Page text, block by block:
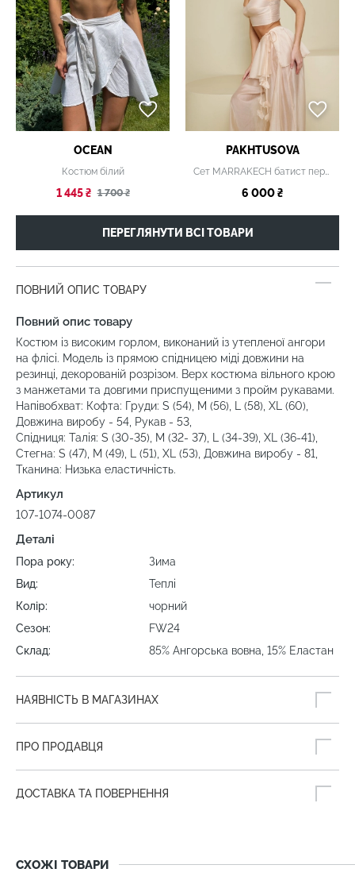
OCEAN
Костюм білий
1 445 ₴ 1 700 ₴
PAKHTUSOVA
Сет MARRAKECH батист персик
6 000 ₴
ПЕРЕГЛЯНУТИ ВСІ ТОВАРИ
ПОВНИЙ ОПИС ТОВАРУ
Повний опис товару
Костюм із високим горлом, виконаний із утепленої ангори
на флісі. Модель із прямою спідницею міді довжини на
резинці, декорованій розрізом. Верх костюма вільного крою
з манжетами та довгими приспущеними з пройм рукавами.
Напівобхват: Кофта: Груди: S (54), M (56), L (58), XL (60),
Довжина виробу - 54, Рукав - 53,
Спідниця: Талія: S (30-35), M (32- 37), L (34-39), XL (36-41),
Стегна: S (47), M (49), L (51), XL (53), Довжина виробу - 81,
Тканина: Низька еластичність.
Артикул
107-1074-0087
Деталі
Пора року:
Зима
Вид:
Теплі
Колір:
чорний
Сезон:
FW24
Склад:
85% Ангорська вовна, 15% Еластан
НАЯВНІСТЬ В МАГАЗИНАХ
ПРО ПРОДАВЦЯ
ДОСТАВКА ТА ПОВЕРНЕННЯ
СХОЖІ ТОВАРИ